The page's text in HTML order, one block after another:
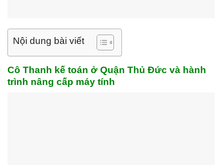
Nội dung bài viết
Cô Thanh kế toán ở Quận Thủ Đức và hành
trình nâng cấp máy tính